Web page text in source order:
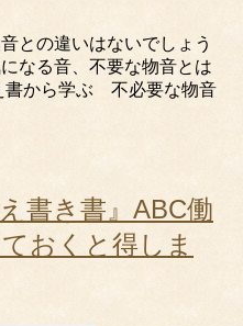
との違いはないでしょう
なる音、不要な物音とは
書から学ぶ 不必要な物音
書き書』ABC働
おくと得しま